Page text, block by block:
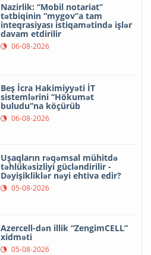
Nazirlik: “Mobil notariat”
tətbiqinin “mygov”a tam
inteqrasiyası istiqamətində işlər
davam etdirilir
06-08-2026
Beş İcra Hakimiyyəti İT
sistemlərini “Hökumət
buludu”na köçürüb
06-08-2026
Uşaqların rəqəmsal mühitdə
təhlükəsizliyi gücləndirilir -
Dəyişikliklər nəyi ehtiva edir?
05-08-2026
Azercell-dən illik “ZengimCELL”
xidməti
05-08-2026